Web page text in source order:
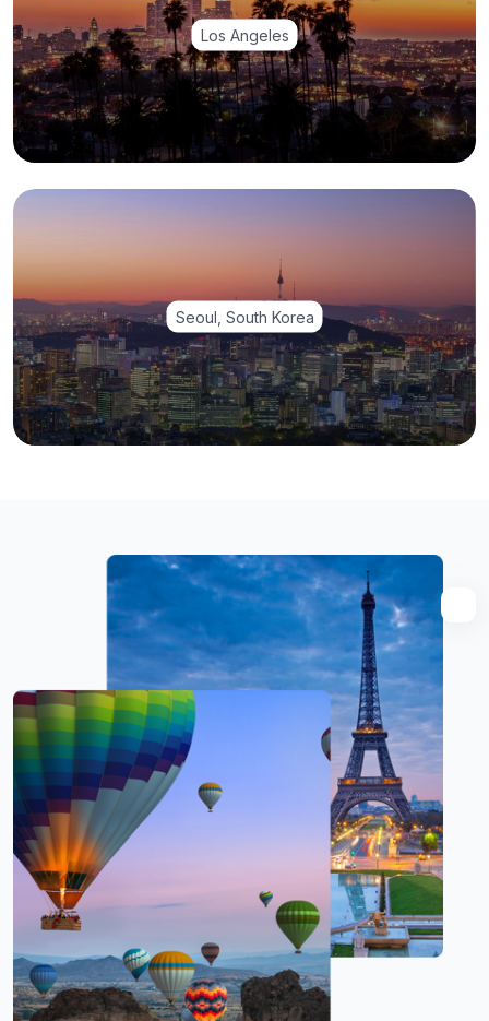
Los Angeles
Seoul, South Korea